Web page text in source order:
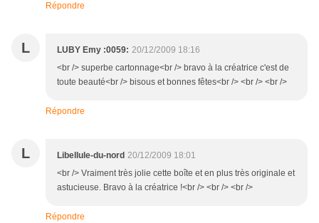
Répondre
L LUBY Emy :0059: 20/12/2009 18:16
<br /> superbe cartonnage<br /> bravo à la créatrice c'est de
toute beauté<br /> bisous et bonnes fêtes<br /> <br /> <br />
Répondre
L Libellule-du-nord 20/12/2009 18:01
<br /> Vraiment très jolie cette boîte et en plus très originale et
astucieuse. Bravo à la créatrice !<br /> <br /> <br />
Répondre